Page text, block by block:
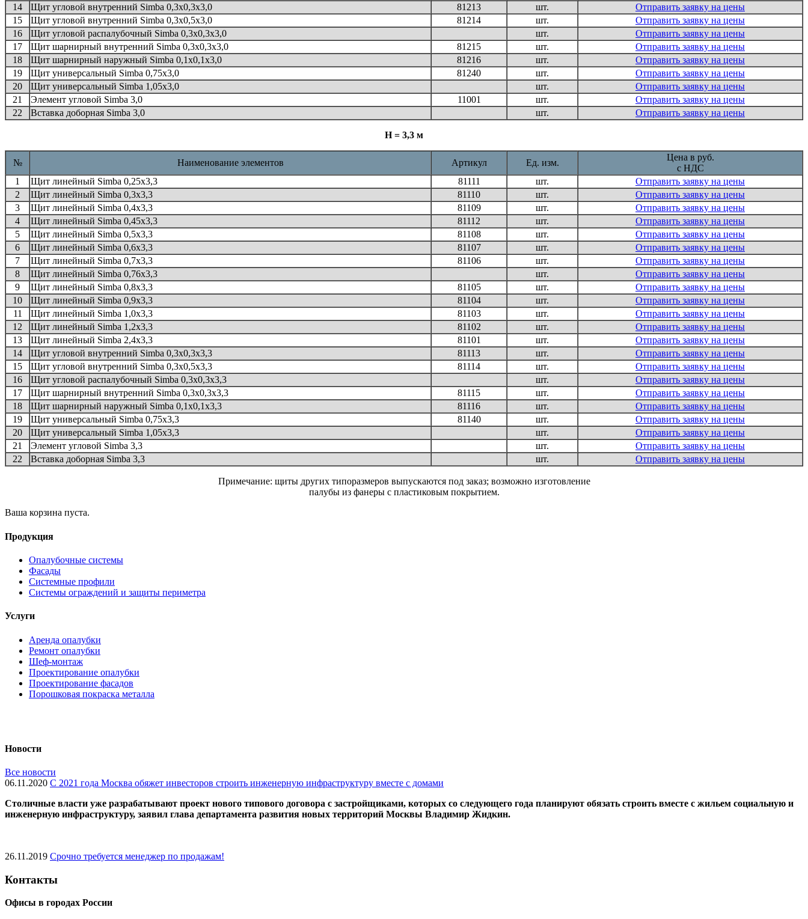
14
Щит угловой внутренний Simba 0,3х0,3х3,0 81213 шт.
Отправить заявку на цены
15
Щит угловой внутренний Simba 0,3х0,5х3,0 81214 шт.
Отправить заявку на цены
16
Щит угловой распалубочный Simba 0,3х0,3х3,0 шт.
Отправить заявку на цены
17
Щит шарнирный внутренний Simba 0,3х0,3х3,0 81215 шт.
Отправить заявку на цены
18
Щит шарнирный наружный Simba 0,1х0,1х3,0 81216 шт.
Отправить заявку на цены
19
Щит универсальный Simba 0,75х3,0 81240 шт.
Отправить заявку на цены
20
Щит универсальный Simba 1,05х3,0 шт.
Отправить заявку на цены
21
Элемент угловой Simba 3,0 11001 шт.
Отправить заявку на цены
22
Вставка доборная Simba 3,0 шт. Отправить заявку на цены
Н = 3,3 м
№ Наименование элементов Артикул Ед. изм.
Цена в руб.
с НДС
1
Щит линейный Simba 0,25х3,3 81111 шт.
Отправить заявку на цены
2
Щит линейный Simba 0,3х3,3 81110 шт.
Отправить заявку на цены
3
Щит линейный Simba 0,4х3,3 81109 шт.
Отправить заявку на цены
4
Щит линейный Simba 0,45х3,3 81112 шт.
Отправить заявку на цены
5
Щит линейный Simba 0,5х3,3 81108 шт.
Отправить заявку на цены
6
Щит линейный Simba 0,6х3,3 81107 шт.
Отправить заявку на цены
7
Щит линейный Simba 0,7х3,3 81106 шт.
Отправить заявку на цены
8
Щит линейный Simba 0,76х3,3 шт.
Отправить заявку на цены
9
Щит линейный Simba 0,8х3,3 81105 шт.
Отправить заявку на цены
10
Щит линейный Simba 0,9х3,3 81104 шт.
Отправить заявку на цены
11
Щит линейный Simba 1,0х3,3 81103 шт.
Отправить заявку на цены
12
Щит линейный Simba 1,2х3,3 81102 шт.
Отправить заявку на цены
13
Щит линейный Simba 2,4х3,3 81101 шт.
Отправить заявку на цены
14
Щит угловой внутренний Simba 0,3х0,3х3,3 81113 шт.
Отправить заявку на цены
15
Щит угловой внутренний Simba 0,3х0,5х3,3 81114 шт.
Отправить заявку на цены
16
Щит угловой распалубочный Simba 0,3х0,3х3,3 шт.
Отправить заявку на цены
17
Щит шарнирный внутренний Simba 0,3х0,3х3,3 81115 шт.
Отправить заявку на цены
18
Щит шарнирный наружный Simba 0,1х0,1х3,3 81116 шт.
Отправить заявку на цены
19
Щит универсальный Simba 0,75х3,3 81140 шт.
Отправить заявку на цены
20
Щит универсальный Simba 1,05х3,3 шт.
Отправить заявку на цены
21
Элемент угловой Simba 3,3 шт.
Отправить заявку на цены
22
Вставка доборная Simba 3,3 шт. Отправить заявку на цены
Примечание: щиты других типоразмеров выпускаются под заказ; возможно изготовление
палубы из фанеры с пластиковым покрытием.
Ваша корзина пуста.
Продукция
Опалубочные системы
Фасады
Системные профили
Системы ограждений и защиты периметра
Услуги
Аренда опалубки
Ремонт опалубки
Шеф-монтаж
Проектирование опалубки
Проектирование фасадов
Порошковая покраска металла
Новости
Все новости
06.11.2020 С 2021 года Москва обяжет инвесторов строить инженерную инфраструктуру вместе с домами
Cтоличные власти уже разрабатывают проект нового типового договора с застройщиками, которых со следующего года планируют обязать строить вместе с жильем социальную и
инженерную инфраструктуру, заявил глава департамента развития новых территорий Москвы Владимир Жидкин.
26.11.2019 Срочно требуется менеджер по продажам!
Контакты
Офисы в городах России